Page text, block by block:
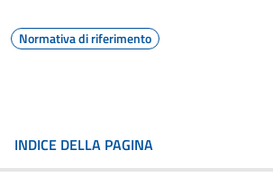
Normativa di riferimento
INDICE DELLA PAGINA